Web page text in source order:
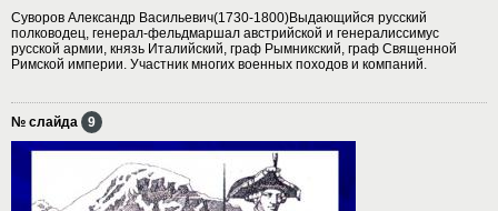
Суворов Александр Васильевич(1730-1800)Выдающийся русский
полководец, генерал-фельдмаршал австрийской и генералиссимус
русской армии, князь Италийский, граф Рымникский, граф Священной
Римской империи. Участник многих военных походов и компаний.
№ слайда 9